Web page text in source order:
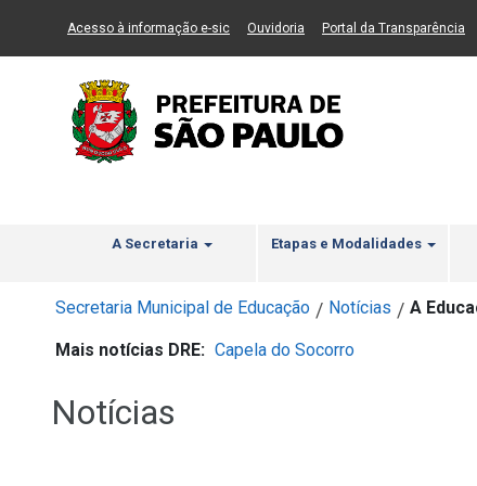
Ir ao Conteúdo Ir para menu principal 2 Ir para busca
Acesso à informação e-sic(Link para um novo sítio)
Ouvidoria (Link para um novo sítio)
Portal da Transparência
A Secretaria Etapas e Modalidades
Secretaria Municipal de Educação / Notícias / A
Mais notícias DRE: Capela do Socorro
Notícias